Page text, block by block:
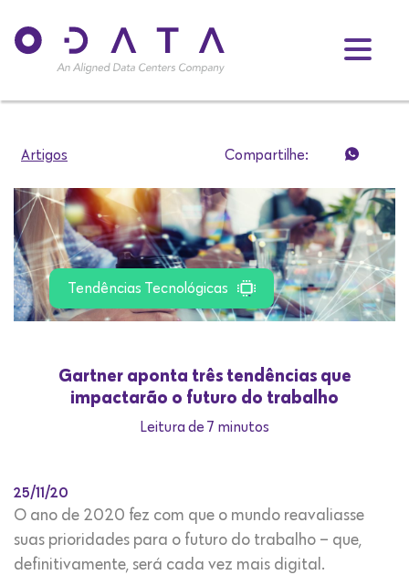
Artigos Compartilhe:
Tendências Tecnológicas
Gartner aponta três tendências que
impactarão o futuro do trabalho
Leitura de 7 minutos
25/11/20
O ano de 2020 fez com que o mundo reavaliasse
suas prioridades para o futuro do trabalho – que,
definitivamente, será cada vez mais digital.